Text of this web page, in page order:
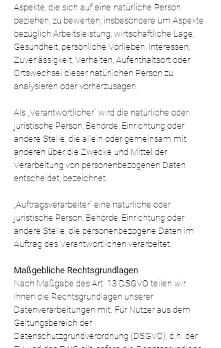
Aspekte, die sich auf eine natürliche Person
beziehen, zu bewerten, insbesondere um Aspekte
bezüglich Arbeitsleistung, wirtschaftliche Lage,
Gesundheit, persönliche Vorlieben, Interessen,
Zuverlässigkeit, Verhalten, Aufenthaltsort oder
Ortswechsel dieser natürlichen Person zu
analysieren oder vorherzusagen.
Als „Verantwortlicher“ wird die natürliche oder
juristische Person, Behörde, Einrichtung oder
andere Stelle, die allein oder gemeinsam mit
anderen über die Zwecke und Mittel der
Verarbeitung von personenbezogenen Daten
entscheidet, bezeichnet.
„Auftragsverarbeiter“ eine natürliche oder
juristische Person, Behörde, Einrichtung oder
andere Stelle, die personenbezogene Daten im
Auftrag des Verantwortlichen verarbeitet.
Maßgebliche Rechtsgrundlagen
Nach Maßgabe des Art. 13 DSGVO teilen wir
Ihnen die Rechtsgrundlagen unserer
Datenverarbeitungen mit. Für Nutzer aus dem
Geltungsbereich der
Datenschutzgrundverordnung (DSGVO), d.h. der